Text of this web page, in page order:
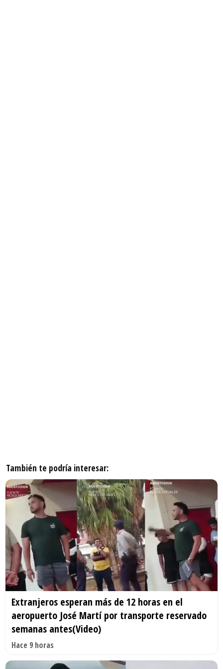
También te podría interesar:
Extranjeros esperan más de 12 horas en el
aeropuerto José Martí por transporte reservado
semanas antes(Video)
Hace 9 horas